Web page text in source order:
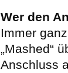
Wer den
Immer
„Mashed“
Anschluss